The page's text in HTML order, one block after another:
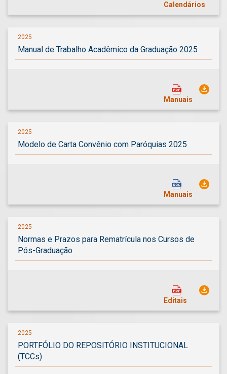
Calendários
2025
Manual de Trabalho Acadêmico da Graduação 2025
Manuais
2025
Modelo de Carta Convênio com Paróquias 2025
Manuais
2025
Normas e Prazos para Rematrícula nos Cursos de
Pós-Graduação
Editais
2025
PORTFÓLIO DO REPOSITÓRIO INSTITUCIONAL
(TCCs)